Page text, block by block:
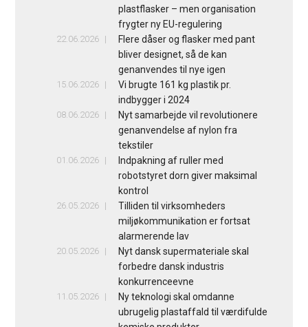
plastflasker – men organisation
frygter ny EU-regulering
22.06.2026
Flere dåser og flasker med pant
bliver designet, så de kan
genanvendes til nye igen
15.06.2026
Vi brugte 161 kg plastik pr.
indbygger i 2024
08.06.2026
Nyt samarbejde vil revolutionere
genanvendelse af nylon fra
tekstiler
01.06.2026
Indpakning af ruller med
robotstyret dorn giver maksimal
kontrol
26.05.2026
Tilliden til virksomheders
miljøkommunikation er fortsat
alarmerende lav
20.05.2026
Nyt dansk supermateriale skal
forbedre dansk industris
konkurrenceevne
11.05.2026
Ny teknologi skal omdanne
ubrugelig plastaffald til værdifulde